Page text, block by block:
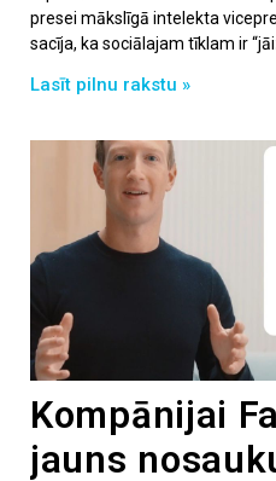
presei mākslīgā intelekta
sacīja, ka sociālajam tīklam ir
Lasīt pilnu rakstu »
Kompānijai
jauns